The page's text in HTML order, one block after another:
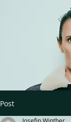
Post